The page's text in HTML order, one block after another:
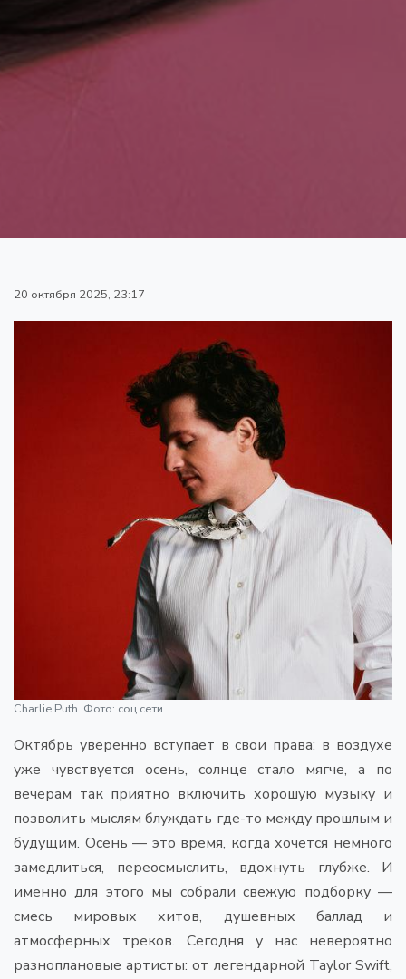
20 октября 2025, 23:17
Charlie Puth. Фото: соц сети
Октябрь уверенно вступает в свои права: в воздухе
уже чувствуется осень, солнце стало мягче, а по
вечерам так приятно включить хорошую музыку и
позволить мыслям блуждать где-то между прошлым и
будущим. Осень — это время, когда хочется немного
замедлиться, переосмыслить, вдохнуть глубже. И
именно для этого мы собрали свежую подборку —
смесь мировых хитов, душевных баллад и
атмосферных треков. Сегодня у нас невероятно
разноплановые артисты: от легендарной Taylor Swift,